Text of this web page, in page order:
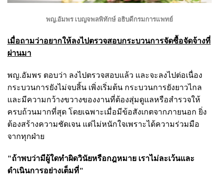
พญ.อัมพร เบญจพลพิทักษ์ อธิบดีกรมการแพทย์
เมื่อถามว่าอยากให้ลงไปตรวจสอบกระบวนการจัดซื้อจัดจ้างที่
ผ่านมา
พญ.อัมพร ตอบว่า ลงไปตรวจสอบแล้ว และจะลงไปต่อเนื่อง
กระบวนการยังไม่จบสิ้น เพิ่งเริ่มต้น กระบวนการยังยาวไกล
และมีความกว้างขวางของงานที่ต้องสุ่มดูแลหรือสำรวจให้
ครบถ้วนมากที่สุด โดยเฉพาะเมื่อมีข้อสังเกตจากภายนอก ยิ่ง
ต้องสร้างความชัดเจน แต่ไม่หนักใจเพราะได้ความร่วมมือ
จากทุกฝ่าย
"ถ้าพบว่ามีผู้ใดทำผิดวินัยหรือกฎหมาย เราไม่ละเว้นและ
ดำเนินการอย่างเต็มที่"